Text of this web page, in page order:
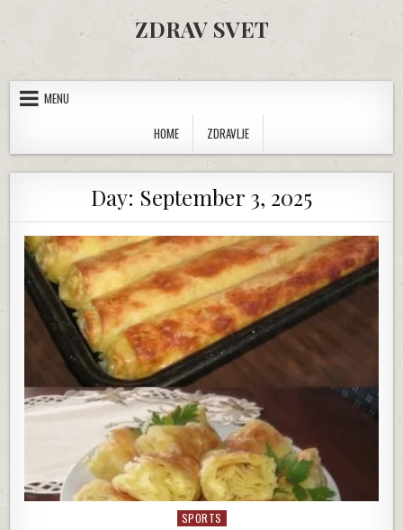
ZDRAV SVET
MENU
HOME
ZDRAVLJE
Day: September 3, 2025
Posted in
SPORTS